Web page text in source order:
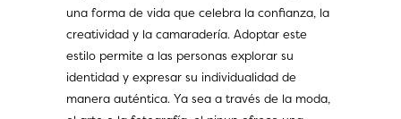
una forma de vida que celebra la confianza, la
creatividad y la camaradería. Adoptar este
estilo permite a las personas explorar su
identidad y expresar su individualidad de
manera auténtica. Ya sea a través de la moda,